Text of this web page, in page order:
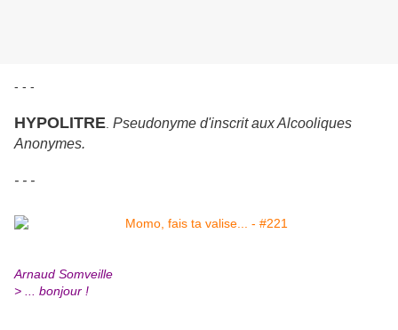
- - -
HYPOLITRE Pseudonyme d'inscrit aux Alcooliques
Anonymes.
- - -
Arnaud Somveille
> ... bonjour !